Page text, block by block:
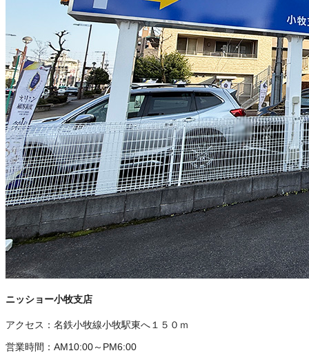
ニッショー小牧支店
アクセス： 名鉄小牧線小牧駅東へ１５０ｍ
営業時間： AM10:00～PM6:00